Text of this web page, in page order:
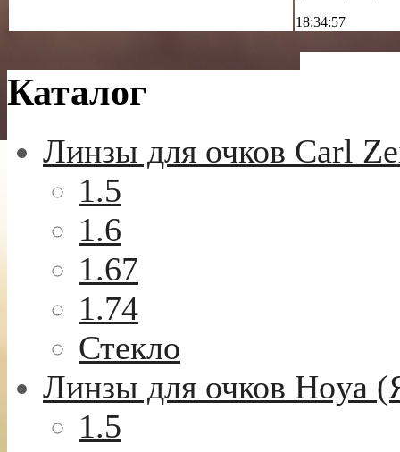
18:34:55
Каталог
Линзы для очков Carl
1.5
1.6
1.67
1.74
Стекло
Линзы для очков Hoya
1.5